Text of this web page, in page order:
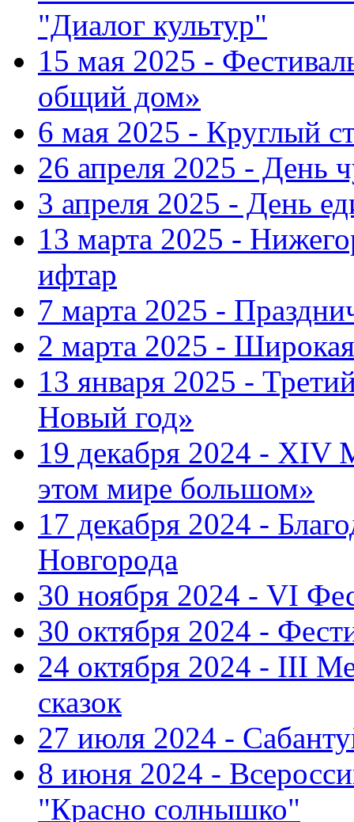
"Диалог культур"
15 мая 2025 -
общий дом»
6 мая 2025 - Круглый
26 апреля 2025 - День
3 апреля 2025 - День
13 марта 2025 -
ифтар
7 марта 2025 -
2 марта 2025 -
13 января 2025 -
Новый год»
19 декабря 2024 - XIV
этом мире большом»
17 декабря 2024 -
Новгорода
30 ноября 2024 - VI
30 октября 2024 -
24 октября 2024 - III
сказок
27 июля 2024 -
8 июня 2024 -
"Красно солнышко"